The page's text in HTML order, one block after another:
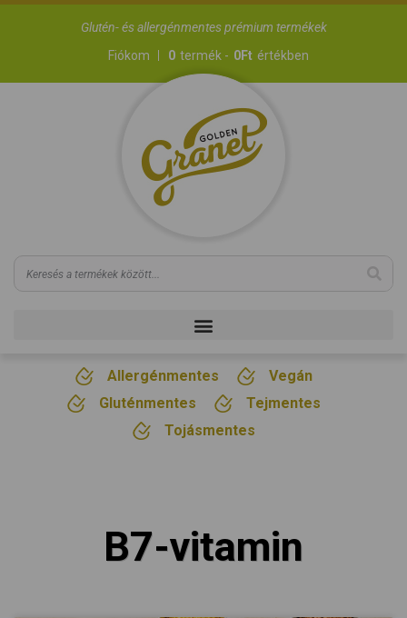
Glutén- és allergénmentes prémium termékek
Fiókom
0 termék - 0Ft értékben
Allergénmentes
Vegán
Gluténmentes
Tejmentes
Tojásmentes
B7-vitamin